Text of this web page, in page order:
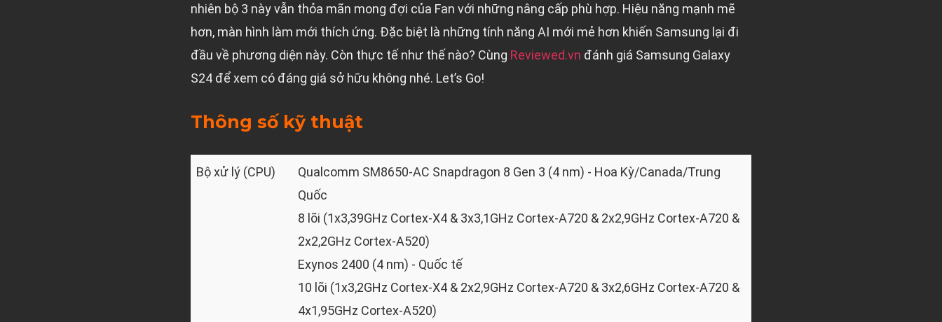
nhiên bộ 3 này vẫn thỏa mãn mong đợi của Fan với những nâng cấp phù hợp. Hiệu năng mạnh mẽ
hơn, màn hình làm mới thích ứng. Đặc biệt là những tính năng AI mới mẻ hơn khiến Samsung lại đi
đầu về phương diện này. Còn thực tế như thế nào? Cùng Reviewed.vn đánh giá Samsung Galaxy
S24 để xem có đáng giá sở hữu không nhé. Let’s Go!
Thông số kỹ thuật
Bộ xử lý (CPU)
Qualcomm SM8650-AC Snapdragon 8 Gen 3 (4 nm) - Hoa Kỳ/Canada/Trung
Quốc
8 lõi (1x3,39GHz Cortex-X4 & 3x3,1GHz Cortex-A720 & 2x2,9GHz Cortex-A720 &
2x2,2GHz Cortex-A520)
Exynos 2400 (4 nm) - Quốc tế
10 lõi (1x3,2GHz Cortex-X4 & 2x2,9GHz Cortex-A720 & 3x2,6GHz Cortex-A720 &
4x1,95GHz Cortex-A520)